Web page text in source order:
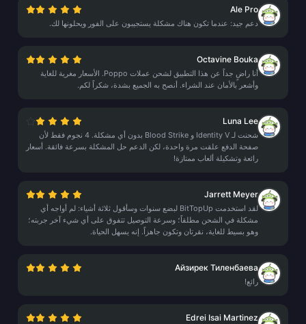
Ale Pro
دعم جيد: عندما تكون هناك مشكلة يستجيبون على الفور ويحلونها لك.
Octavine Bouka
أنا راضٍ جداً عن هذا التطبيق لشحن عملات Poppo. الأسعار مغرية للغاية
وأشعر بالأمان عند الشراء. أنصح به الجميع بشدة، شكراً لكم.
Luna Lee
شحنت لـ Identity V و Blood Strike بدون أي مشكلة. 4 نجوم فقط لأن
صفحة الدفع علقت مرة واحدة، لكن الدعم حل المشكلة بسرعة فائقة. أسعار
رائعة وتشكيلة ألعاب ممتازة!
Jarrett Meyer
لقد استخدمت BitTopUp لبضع سنوات وسأقول ثلاثة أشياء: لم أواجه أي
مشكلة في الشحن مطلقاً؛ وسرعة التوصيل تتفوق على أي شيء آخر جربته؛
وهو بسيط للغاية، نقرتان وتكون جاهزاً. إنه يسهل الحياة.
Айзирек Тиленбаева
رائع!
Edrei Isai Martinez